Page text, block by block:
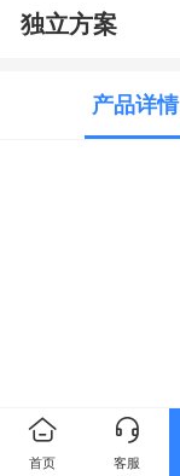
独立方案
产品详情
首页 客服